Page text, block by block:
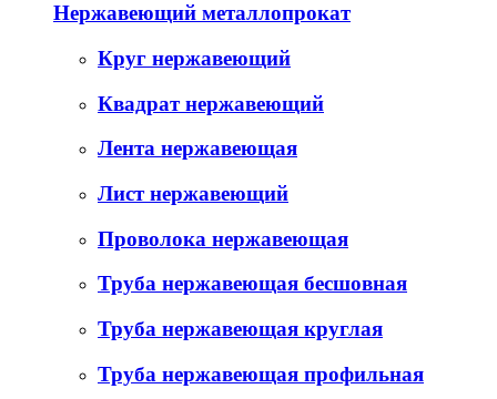
Нержавеющий металлопрокат
Круг нержавеющий
Квадрат нержавеющий
Лента нержавеющая
Лист нержавеющий
Проволока нержавеющая
Труба нержавеющая бесшовная
Труба нержавеющая круглая
Труба нержавеющая профильная